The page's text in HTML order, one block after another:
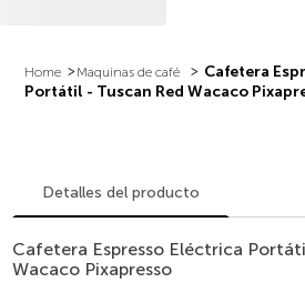
Maquinas de café
Cafetera
Portátil - Tuscan Red Wacaco
Detalles del producto
Cafetera Espresso Eléctrica
Wacaco Pixapresso
2.
combo
5.
cafe grano
7.
hudson